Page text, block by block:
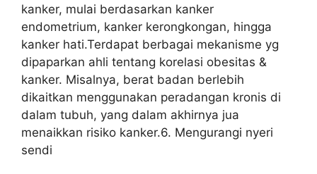
kanker, mulai berdasarkan kanker
endometrium, kanker kerongkongan, hingga
kanker hati.Terdapat berbagai mekanisme yg
dipaparkan ahli tentang korelasi obesitas &
kanker. Misalnya, berat badan berlebih
dikaitkan menggunakan peradangan kronis di
dalam tubuh, yang dalam akhirnya jua
menaikkan risiko kanker.6. Mengurangi nyeri
sendi